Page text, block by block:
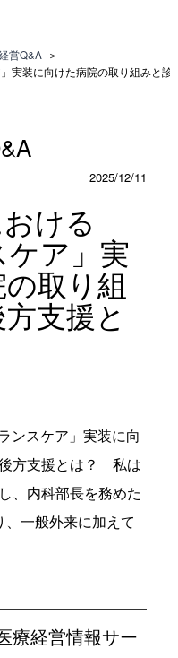
営Q&A ＞
実装に向けた病院の取り組みと診
2025/12/11
ける
ケア」実
取り組
支援と
ンスケア」実装に向
方支援とは？ 私は
、内科部長を務めた
一般外来に加えて
療経営情報サー